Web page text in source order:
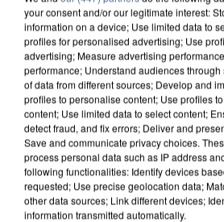
your consent and/or our legitimate interest:
information on a device; Use limited data to
profiles for personalised advertising; Use
advertising; Measure advertising
performance; Understand audiences
of data from different sources; Develop and
profiles to personalise content; Use profiles
content; Use limited data to select content;
detect fraud, and fix errors; Deliver and
Save and communicate privacy choices.
process personal data such as IP address
following functionalities: Identify devices
requested; Use precise geolocation data;
other data sources; Link different devices;
information transmitted automatically.